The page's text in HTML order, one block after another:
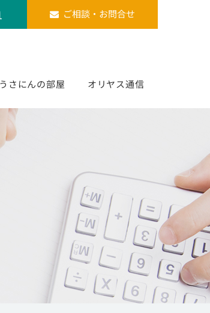
ご相談・お問合せ
うさにんの部屋 オリヤス通信